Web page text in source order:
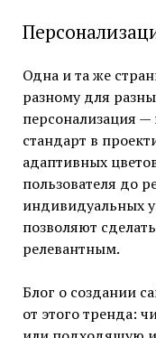
Одна и та же
разному для
персонализация
стандарт в
адаптивных
пользователя до
индивидуальных
позволяют
релевантным.
Блог о создании
от этого тренда: